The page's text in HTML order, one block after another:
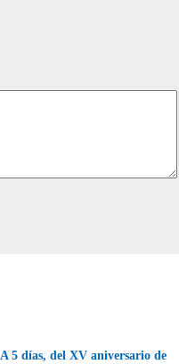
A 5 días, del XV aniversario de